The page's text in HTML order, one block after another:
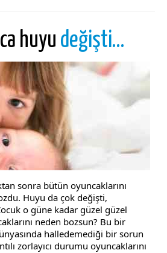
huyu değişti…
sonra bütün oyuncaklarını
Huyu da çok değişti,
o güne kadar güzel güzel
neden bozsun? Bu bir
halledemediği bir sorun
zorlayıcı durumu oyuncaklarını